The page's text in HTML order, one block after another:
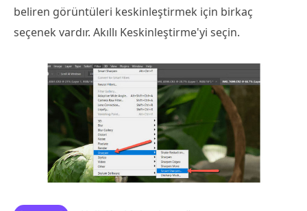
beliren görüntüleri keskinleştirmek için birkaç
seçenek vardır. Akıllı Keskinleştirme'yi seçin.